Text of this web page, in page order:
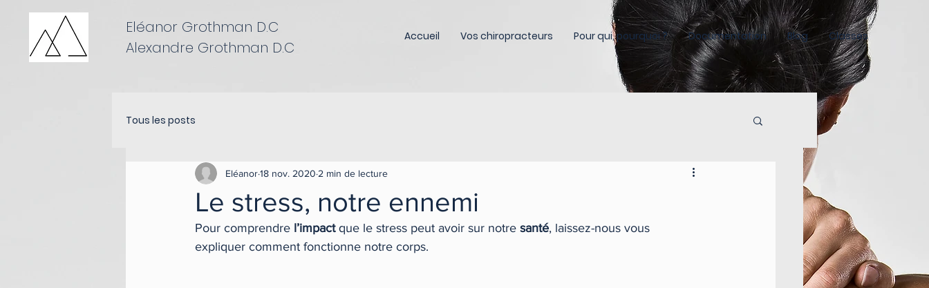
Accueil Vos chiropracteurs Pour qui, pourquoi ? Documentation Blog Classes
Eléanor Grothman D.C
Alexandre Grothman D.C
Tous les posts
Le stress, notre ennemi
Eléanor18 nov. 2020 2 min de lecture
Pour comprendre l’impact que le stress peut avoir sur notre santé, laissez-nous vous
expliquer comment fonctionne notre corps.